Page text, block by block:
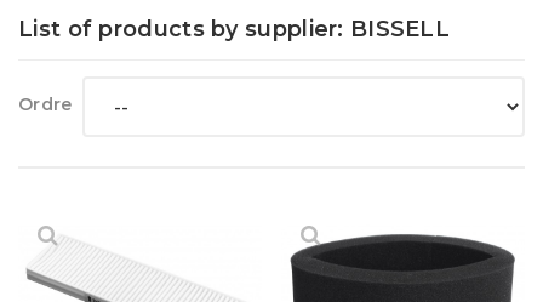
List of products by supplier: BISSELL
Ordre